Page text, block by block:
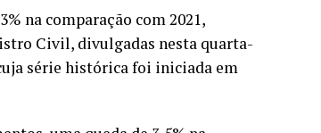
na comparação com 2021,
Civil, divulgadas nesta quarta-
série histórica foi iniciada em